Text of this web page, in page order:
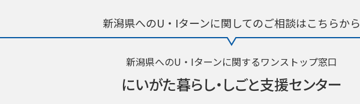
新潟県へのU・Iターンに関してのご相談はこちらから
新潟県へのU・Iターンに関するワンストップ窓口
にいがた暮らし・しごと支援センター